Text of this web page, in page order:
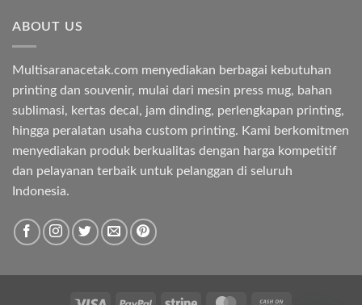
ABOUT US
Multisaranacetak.com menyediakan berbagai kebutuhan
printing dan souvenir, mulai dari mesin press mug, bahan
sublimasi, kertas decal, jam dinding, perlengkapan printing,
hingga peralatan usaha custom printing. Kami berkomitmen
menyediakan produk berkualitas dengan harga kompetitif
dan pelayanan terbaik untuk pelanggan di seluruh
Indonesia.